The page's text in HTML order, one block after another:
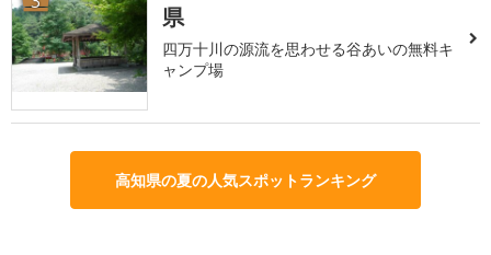
県
四万十川の源流を思わせる谷あいの無料キ
ャンプ場
高知県の夏の人気スポットランキング